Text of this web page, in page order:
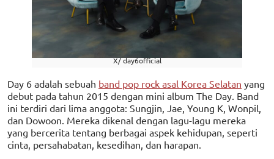
X/ day6official
Day 6 adalah sebuah band pop rock asal Korea Selatan yang
debut pada tahun 2015 dengan mini album The Day. Band
ini terdiri dari lima anggota: Sungjin, Jae, Young K, Wonpil,
dan Dowoon. Mereka dikenal dengan lagu-lagu mereka
yang bercerita tentang berbagai aspek kehidupan, seperti
cinta, persahabatan, kesedihan, dan harapan.